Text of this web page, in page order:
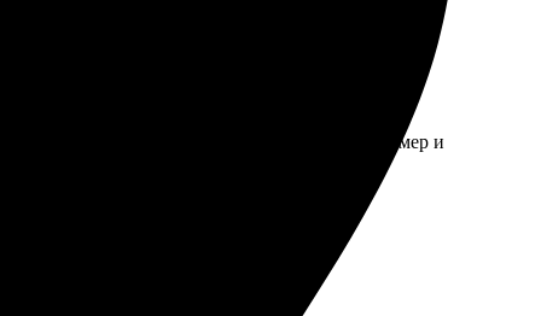
загрузил фото на сайт, выбрал размер и
еще.